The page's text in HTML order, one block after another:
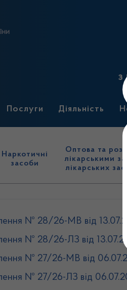
з
Послуги Діяльність
Наркотичні
засоби
Оптова та
лікарськими
лікарських
№ 28/26-МВ від
№ 28/26-ЛЗ від
№ 27/26-МВ від
№ 27/26-ЛЗ від